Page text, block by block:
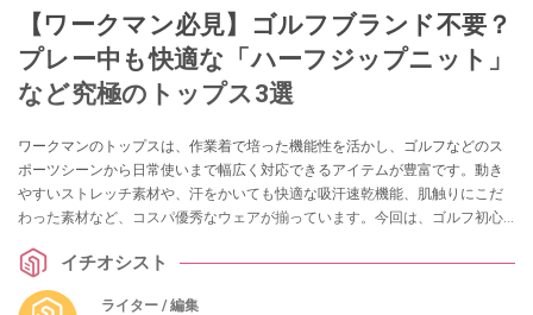
【ワークマン必見】ゴルフブランド不要？
プレー中も快適な「ハーフジップニット」
など究極のトップス3選
ワークマンのトップスは、作業着で培った機能性を活かし、ゴルフなどのス
ポーツシーンから日常使いまで幅広く対応できるアイテムが豊富です。動き
やすいストレッチ素材や、汗をかいても快適な吸汗速乾機能、肌触りにこだ
わった素材など、コスパ優秀なウェアが揃っています。今回は、ゴルフ初心
紹介します。イチオシスト
ライター / 編集